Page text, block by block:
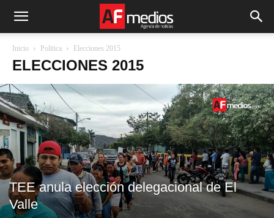
Inicio Política Elecciones 2015
ELECCIONES 2015
TEE anula elección delegacional de El
Valle